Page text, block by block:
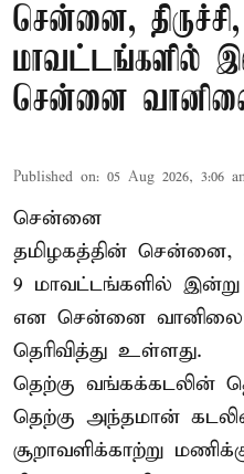
சென்னை,
மாவட்டங்களில்
சென்னை
Published on: 05 Aug 2026, 3:06
சென்னை
தமிழகத்தின் சென்னை,
9 மாவட்டங்களில்
என சென்னை
தெரிவித்து உள்ளது.
தெற்கு வங்கக்கடலின்
தெற்கு அந்தமான்
சூறாவளிக்காற்று